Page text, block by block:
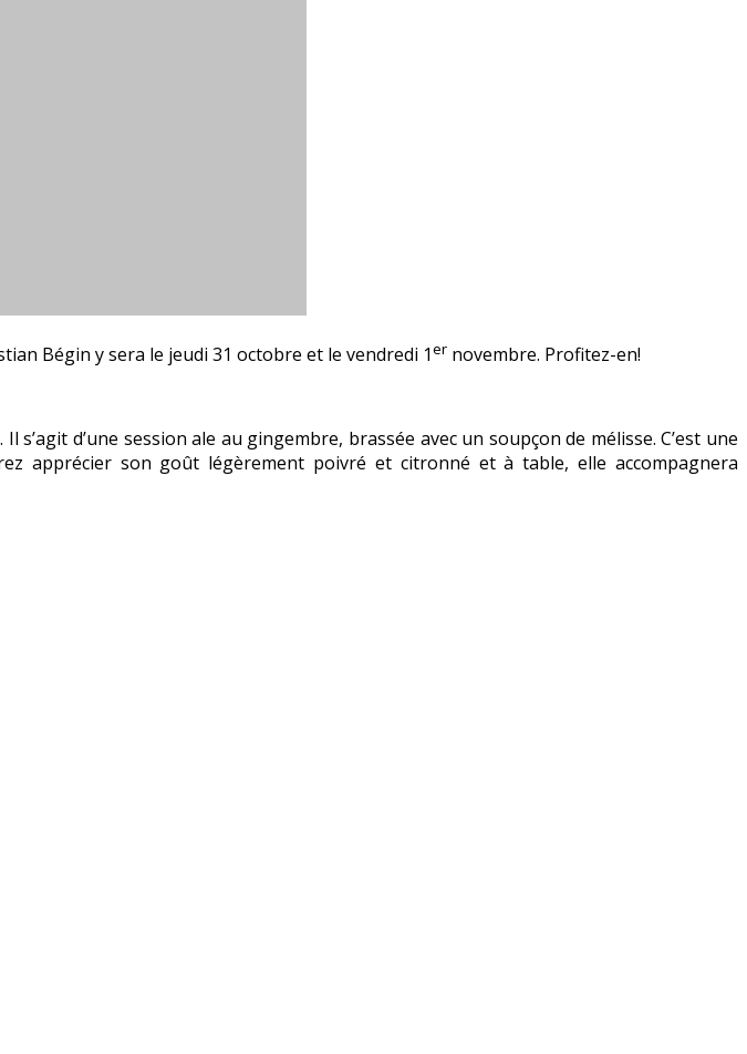
Bégin y sera le jeudi 31 octobre et le vendredi 1er novembre. Profitez-en!
d’une session ale au gingembre, brassée avec un soupçon de mélisse. C’est une
apprécier son goût légèrement poivré et citronné et à table, elle accompagnera